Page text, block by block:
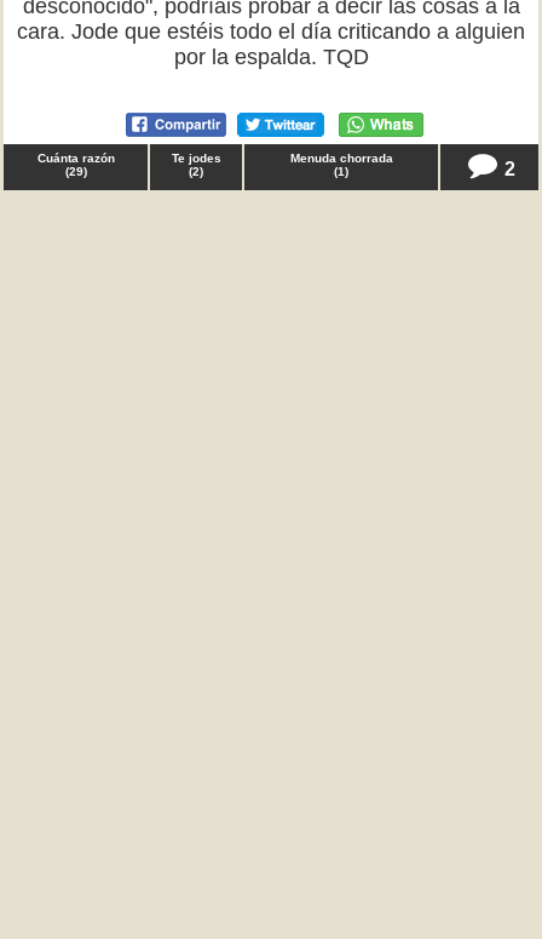
desconocido", podríais probar a decir las cosas a la
cara. Jode que estéis todo el día criticando a alguien
por la espalda. TQD
Cuánta razón
(29)
Te jodes
(2)
Menuda chorrada
(1) 2